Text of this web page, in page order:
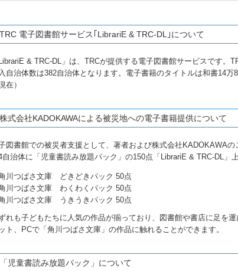
TRC 電子図書館サービス｢LibrariE & TRC-DL｣について
LibrariE & TRC-DL」は、TRCが提供する電子図書館サービスです。
自治体数は382自治体となります。電子書籍のタイトルは和書14
在）
株式会社KADOKAWAによる被災地への電子書籍提供について
図書館での被災者支援として、著者および株式会社KADOKAWA
自治体に「児童書読み放題パック」の150点「LibrariE & TRC-DL」
川つばさ文庫 どきどきパック 50点
川つばさ文庫 わくわくパック 50点
川つばさ文庫 うきうきパック 50点
れも子どもたちに人気の作品が揃っており、図書館や書店に足を
ト、PCで「角川つばさ文庫」の作品に触れることができます。
「児童書読み放題パック」について